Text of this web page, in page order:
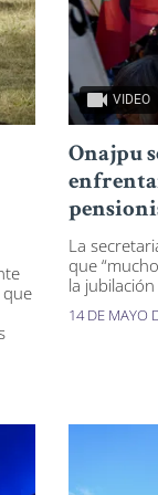
que
VIDEO
Onajpu
La
que
la
14 DE MAYO